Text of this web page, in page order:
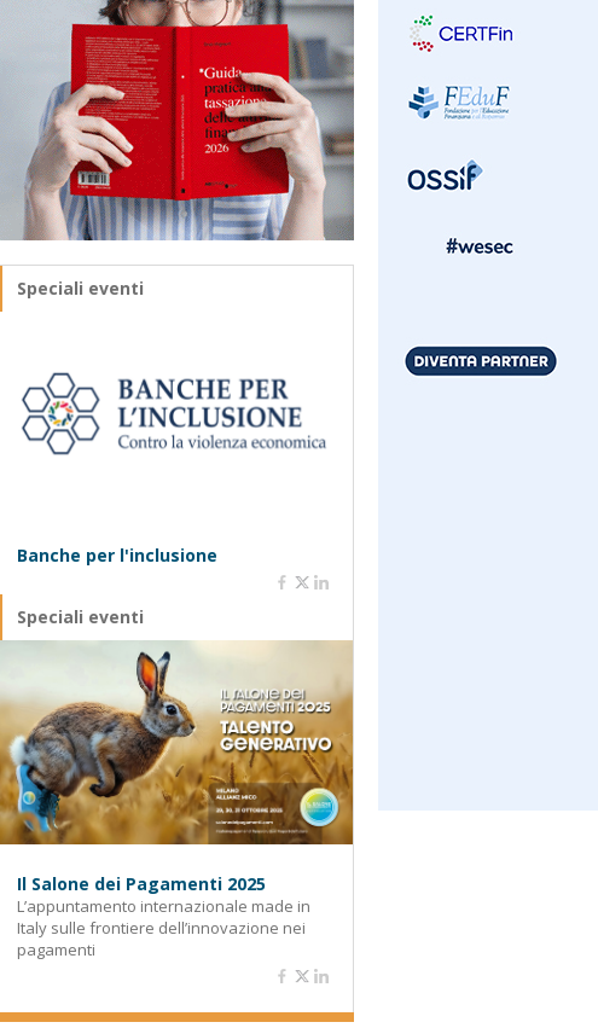
Speciali eventi
Banche per l'inclusione
Speciali eventi
Il Salone dei Pagamenti 2025
L’appuntamento internazionale made in
Italy sulle frontiere dell’innovazione nei
pagamenti